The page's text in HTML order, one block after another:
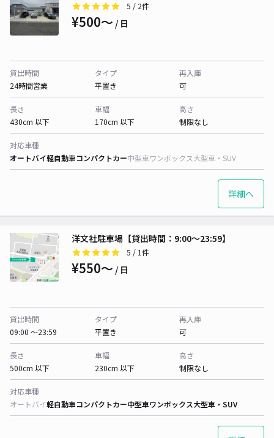
5 / 2件
¥500〜 / 日
貸出時間
24時間営業
タイプ
平置き
再入庫
可
長さ
430cm 以下
車幅
170cm 以下
高さ
制限なし
対応車種
オートバイ軽自動車コンパクトカー中型車ワンボックス大型車・SUV
詳細へ
洋文社駐車場【貸出時間：9:00〜23:59】
5 / 1件
¥550〜 / 日
貸出時間
09:00 〜23:59
タイプ
平置き
再入庫
可
長さ
500cm 以下
車幅
230cm 以下
高さ
制限なし
対応車種
オートバイ軽自動車コンパクトカー中型車ワンボックス大型車・SUV